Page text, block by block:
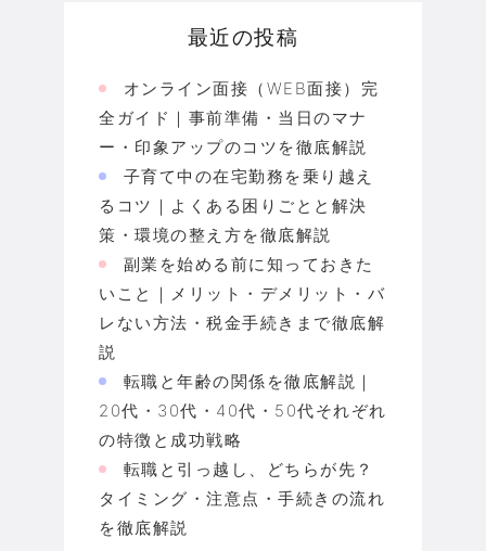
最近の投稿
オンライン面接（WEB面接）完
全ガイド｜事前準備・当日のマナ
ー・印象アップのコツを徹底解説
子育て中の在宅勤務を乗り越え
るコツ｜よくある困りごとと解決
策・環境の整え方を徹底解説
副業を始める前に知っておきた
いこと｜メリット・デメリット・バ
レない方法・税金手続きまで徹底解
説
転職と年齢の関係を徹底解説｜
20代・30代・40代・50代それぞれ
の特徴と成功戦略
転職と引っ越し、どちらが先？
タイミング・注意点・手続きの流れ
を徹底解説